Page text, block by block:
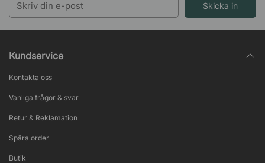
Skicka in
Kundservice
Kontakta oss
Vanliga frågor & svar
Retur & Reklamation
Spåra order
Butik